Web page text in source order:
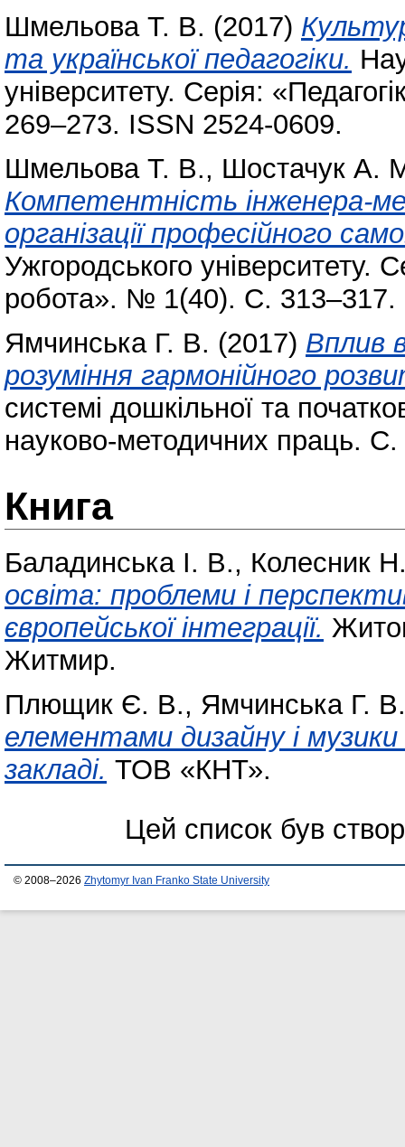
Шмельова Т. В. (2017)
та української педагогіки.
університету. Серія:
269–273. ISSN 2524-0609.
Шмельова Т. В., Шостачук А.
Компетентність інженера-
організації професійного
Ужгородського університету.
робота». № 1(40). С. 313–317.
Ямчинська Г. В. (2017) Вплив
розуміння гармонійного
системі дошкільної та
науково-методичних праць.
Книга
Баладинська І. В., Колесник
освіта: проблеми і
європейської інтеграції.
Житмир.
Плющик Є. В., Ямчинська Г. В.
елементами дизайну і
закладі. ТОВ «КНТ».
Цей список був
© 2008–2026 Zhytomyr Ivan Franko State University